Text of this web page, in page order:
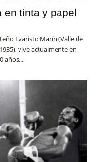
en tinta y papel
Evaristo Marín (Valle de
vive actualmente en
años...